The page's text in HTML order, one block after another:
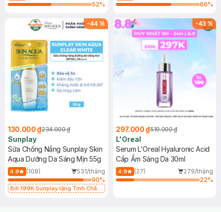
52%
66%
-44 %
130.000 ₫234.000 ₫
Sunplay
Sữa Chống Nắng Sunplay Skin
Aqua Dưỡng Da Sáng Mịn 55g
4.9 (108)
531/tháng
90%
Bill 199K Sunplay tặng Tinh Chất
-43%
297.000 ₫519.000 ₫
L'Oreal
Serum L'Oreal Hyaluronic Acid
Cấp Ẩm Sáng Da 30ml
4.9 (27)
279/tháng
22%